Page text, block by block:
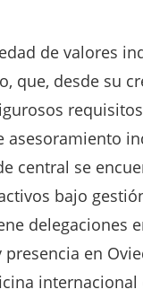
de valores
que, desde su
asesoramiento
central se
bajo
delegaciones
en